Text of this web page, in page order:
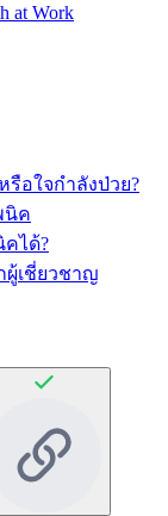
at Work
รือใจกำลังป่วย?
นิค
ได้?
ผู้เชี่ยวชาญ